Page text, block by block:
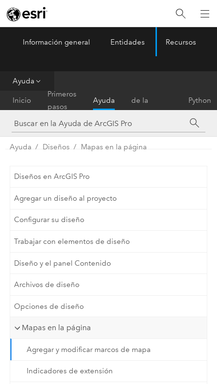
ArcGIS Pro Menu
Información general Entidades Recursos
Ayuda
Inicio
Primeros
pasos
Ayuda
de la
herramienta
Python
Ayuda Diseños Mapas en la página
Diseños en ArcGIS Pro
Agregar un diseño al proyecto
Configurar su diseño
Trabajar con elementos de diseño
Diseño y el panel Contenido
Archivos de diseño
Opciones de diseño
Mapas en la página
Agregar y modificar marcos de mapa
Indicadores de extensión